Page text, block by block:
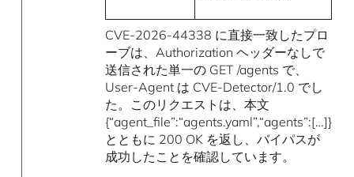
CVE-2026-44338 に直接一致したプロ
ーブは、Authorization ヘッダーなしで
送信された単一の GET /agents で、
User-Agent は CVE-Detector/1.0 でし
た。このリクエストは、本文
{“agent_file”:“agents.yaml”,“agents”:[…]}
とともに 200 OK を返し、バイパスが
成功したことを確認しています。